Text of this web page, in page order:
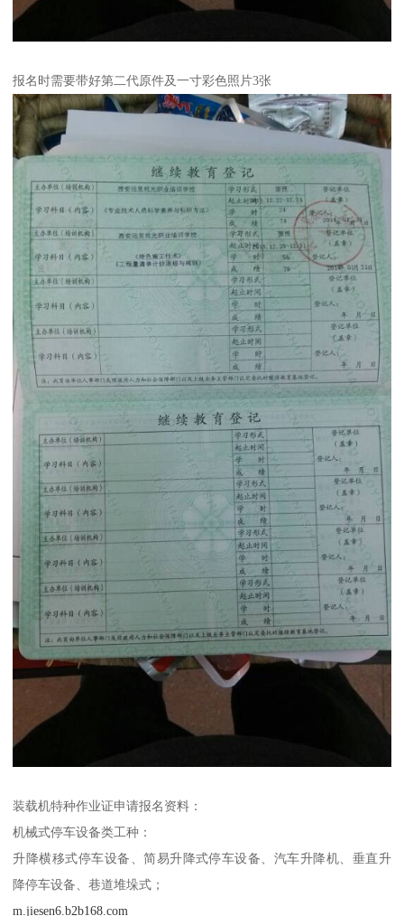
报名时需要带好第二代原件及一寸彩色照片3张
装载机特种作业证申请报名资料：
机械式停车设备类工种：
升降横移式停车设备、简易升降式停车设备、汽车升降机、垂直升
降停车设备、巷道堆垛式；
m.jiesen6.b2b168.com